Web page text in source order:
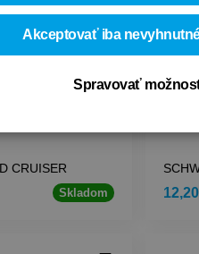
Akceptovať iba
Spravovať
CRUISER
Skladom